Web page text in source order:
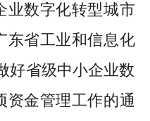
业数字化转型城市
东省工业和信息化
好省级中小企业数
资金管理工作的通